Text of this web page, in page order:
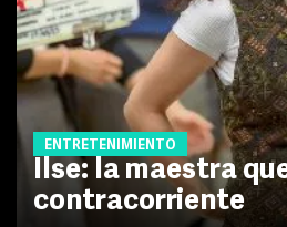
ENTRETENIMIENTO
Ilse: la maestra
contracorriente